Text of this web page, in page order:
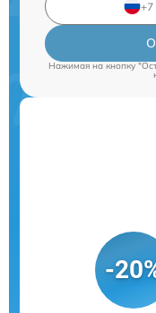
Нажимая на кнопку
-